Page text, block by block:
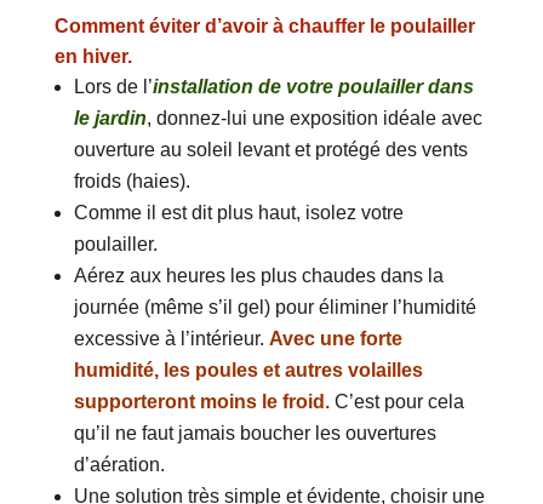
Comment éviter d’avoir à chauffer le poulailler
en hiver.
Lors de l’installation de votre poulailler dans
le jardin, donnez-lui une exposition idéale avec
ouverture au soleil levant et protégé des vents
froids (haies).
Comme il est dit plus haut, isolez votre
poulailler.
Aérez aux heures les plus chaudes dans la
journée (même s’il gel) pour éliminer l’humidité
excessive à l’intérieur. Avec une forte
humidité, les poules et autres volailles
supporteront moins le froid.C’est pour cela
qu’il ne faut jamais boucher les ouvertures
d’aération.
Une solution très simple et évidente, choisir une